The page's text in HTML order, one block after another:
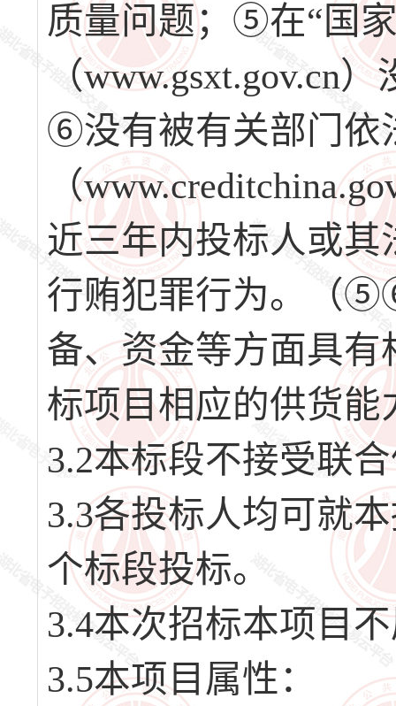
质量问题；⑤在“国
（www.gsxt.gov.cn
⑥没有被有关部门依
（
近三年内投标人或
行贿犯罪行为。（
备、资金等方面具
标项目相应的供货能
3.2本标段不接受联
3.3各投标人均可就
个标段投标。
3.4本次招标本项目
3.5本项目属性：